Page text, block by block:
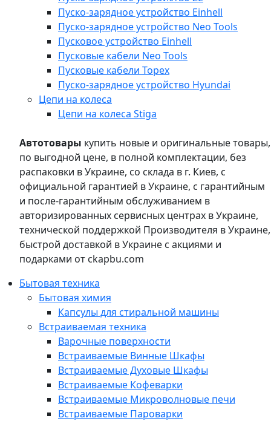
Пуско-зарядное устройство Einhell
Пуско-зарядное устройство Neo Tools
Пусковое устройство Einhell
Пусковые кабели Neo Tools
Пусковые кабели Topex
Пуско-зарядное устройство Hyundai
Цепи на колеса
Цепи на колеса Stiga
Автотовары купить новые и оригинальные товары,
по выгодной цене, в полной комплектации, без
распаковки в Украине, со склада в г. Киев, с
официальной гарантией в Украине, с гарантийным
и после-гарантийным обслуживанием в
авторизированных сервисных центрах в Украине,
технической поддержкой Производителя в Украине,
быстрой доставкой в Украине с акциями и
подарками от ckapbu.com
Бытовая техника
Бытовая химия
Капсулы для стиральной машины
Встраиваемая техника
Варочные поверхности
Встраиваемые Винные Шкафы
Встраиваемые Духовые Шкафы
Встраиваемые Кофеварки
Встраиваемые Микроволновые печи
Встраиваемые Пароварки